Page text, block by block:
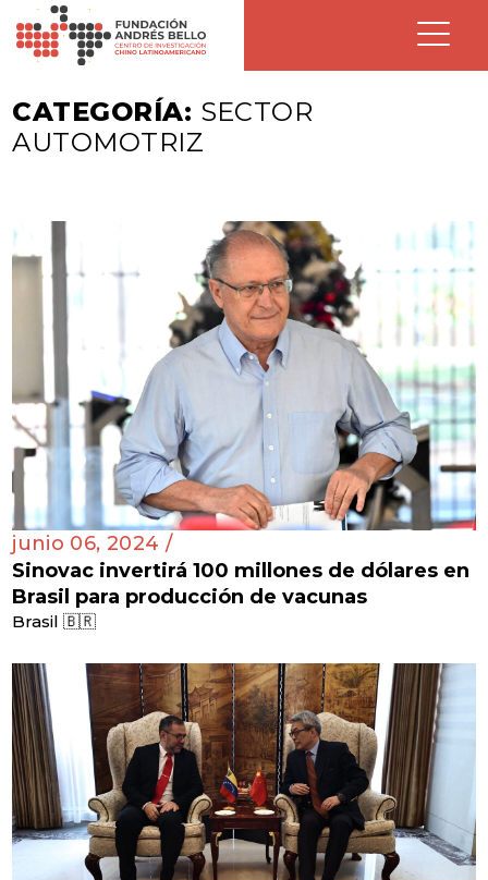
CATEGORÍA: SECTOR
AUTOMOTRIZ
junio 06, 2024 /
Sinovac invertirá 100 millones de dólares en
Brasil para producción de vacunas
Brasil 🇧🇷